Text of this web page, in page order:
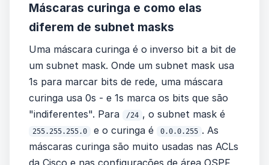
Máscaras curinga e como elas
diferem de subnet masks
Uma máscara curinga é o inverso bit a bit de
um subnet mask. Onde um subnet mask usa
1s para marcar bits de rede, uma máscara
curinga usa 0s - e 1s marca os bits que são
"indiferentes". Para
/24 , o subnet mask é
255.255.255.0 e o curinga é 0.0.0.255 . As
máscaras curinga são muito usadas nas ACLs